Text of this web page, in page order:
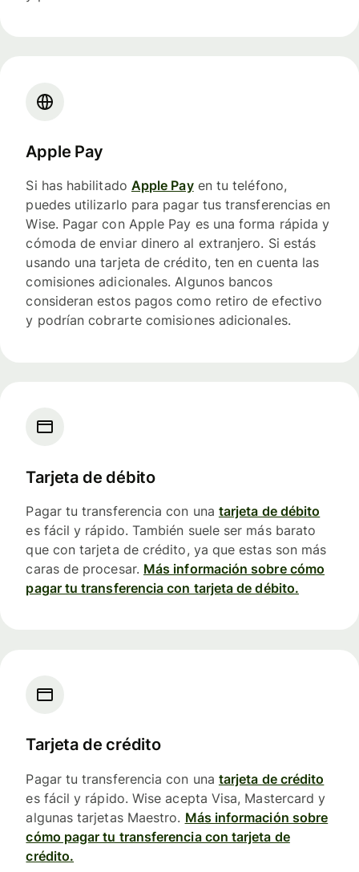
Apple Pay
Si has habilitado Apple Payen tu teléfono,
puedes utilizarlo para pagar tus transferencias en
Wise. Pagar con Apple Pay es una forma rápida y
cómoda de enviar dinero al extranjero. Si estás
usando una tarjeta de crédito, ten en cuenta las
comisiones adicionales. Algunos bancos
consideran estos pagos como retiro de efectivo
y podrían cobrarte comisiones adicionales.
Tarjeta de débito
Pagar tu transferencia con una tarjeta de débito
es fácil y rápido. También suele ser más barato
que con tarjeta de crédito, ya que estas son más
caras de procesar. Más información sobre cómo
pagar tu transferencia con tarjeta de débito.
Tarjeta de crédito
Pagar tu transferencia con una tarjeta de crédito
es fácil y rápido. Wise acepta Visa, Mastercard y
algunas tarjetas Maestro. Más información sobre
cómo pagar tu transferencia con tarjeta de
crédito.